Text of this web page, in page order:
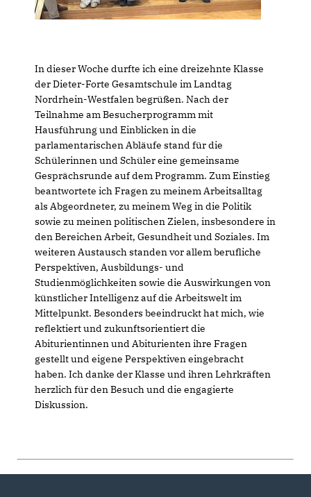
In dieser Woche durfte ich eine dreizehnte Klasse
der Dieter-Forte Gesamtschule im Landtag
Nordrhein-Westfalen begrüßen. Nach der
Teilnahme am Besucherprogramm mit
Hausführung und Einblicken in die
parlamentarischen Abläufe stand für die
Schülerinnen und Schüler eine gemeinsame
Gesprächsrunde auf dem Programm. Zum Einstieg
beantwortete ich Fragen zu meinem Arbeitsalltag
als Abgeordneter, zu meinem Weg in die Politik
sowie zu meinen politischen Zielen, insbesondere in
den Bereichen Arbeit, Gesundheit und Soziales. Im
weiteren Austausch standen vor allem berufliche
Perspektiven, Ausbildungs- und
Studienmöglichkeiten sowie die Auswirkungen von
künstlicher Intelligenz auf die Arbeitswelt im
Mittelpunkt. Besonders beeindruckt hat mich, wie
reflektiert und zukunftsorientiert die
Abiturientinnen und Abiturienten ihre Fragen
gestellt und eigene Perspektiven eingebracht
haben. Ich danke der Klasse und ihren Lehrkräften
herzlich für den Besuch und die engagierte
Diskussion.